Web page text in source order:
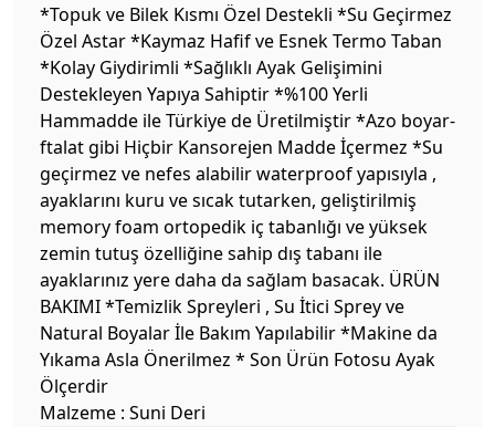
*Topuk ve Bilek Kısmı Özel Destekli *Su Geçirmez
Özel Astar *Kaymaz Hafif ve Esnek Termo Taban
*Kolay Giydirimli *Sağlıklı Ayak Gelişimini
Destekleyen Yapıya Sahiptir *%100 Yerli
Hammadde ile Türkiye de Üretilmiştir *Azo boyar-
ftalat gibi Hiçbir Kansorejen Madde İçermez *Su
geçirmez ve nefes alabilir waterproof yapısıyla ,
ayaklarını kuru ve sıcak tutarken, geliştirilmiş
memory foam ortopedik iç tabanlığı ve yüksek
zemin tutuş özelliğine sahip dış tabanı ile
ayaklarınız yere daha da sağlam basacak. ÜRÜN
BAKIMI *Temizlik Spreyleri , Su İtici Sprey ve
Natural Boyalar İle Bakım Yapılabilir *Makine da
Yıkama Asla Önerilmez * Son Ürün Fotosu Ayak
Ölçerdir
Malzeme : Suni Deri